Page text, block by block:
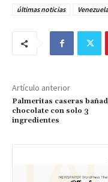
últimas noticias
Venezuela
Artículo anterior
Palmeritas caseras
chocolate con solo 3
ingredientes